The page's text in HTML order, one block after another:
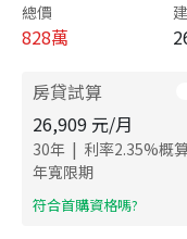
總價
828萬
房貸試算
26,909 元/月
30年 | 利率2.35%概
年寬限期
​符合首購資格嗎?